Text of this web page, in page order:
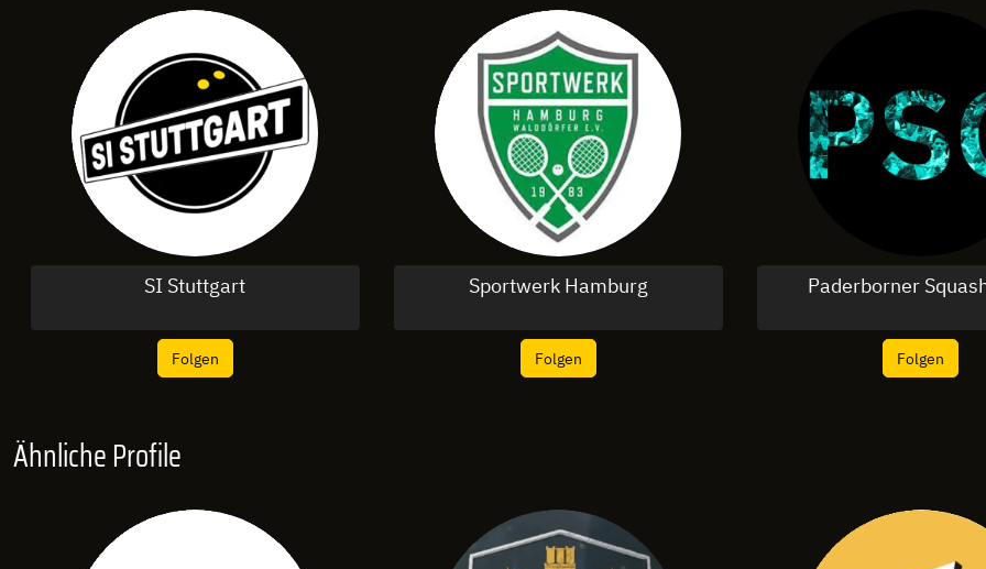
SI Stuttgart
Folgen
Sportwerk Hamburg
Folgen
Paderborner
Folgen
Ähnliche Profile